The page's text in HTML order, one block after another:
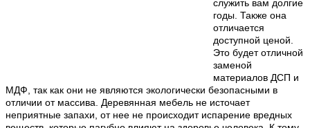
служить вам долгие
годы. Также она
отличается
доступной ценой.
Это будет отличной
заменой
материалов ДСП и
МДФ, так как они не являются экологически безопасными в
отличии от массива. Деревянная мебель не источает
неприятные запахи, от нее не происходит испарение вредных